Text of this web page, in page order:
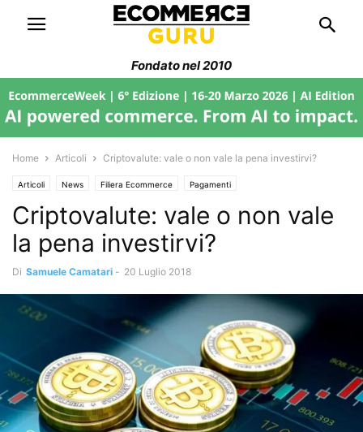
Fondato nel 2010
Home Articoli Criptovalute: vale o non vale la pena investirvi?
Articoli News Filiera Ecommerce Pagamenti
Criptovalute: vale o non vale
la pena investirvi?
Di Samuele Camatari - 20 Luglio 2018